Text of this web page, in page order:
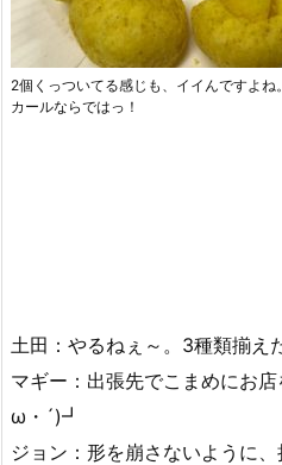
2個くっついてる感じも、イイんですよね。
カールならではっ！
土田：やるねぇ～。3種類揃え
マギー：出張先でこまめにお
ω・´)┛
ジョン：形を崩さないように